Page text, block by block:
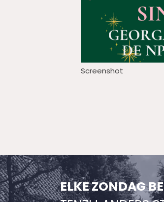
Screenshot
ELKE ZONDAG